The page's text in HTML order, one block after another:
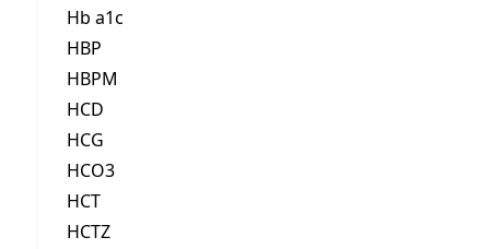
Hb a1c
HBP
HBPM
HCD
HCG
HCO3
HCT
HCTZ